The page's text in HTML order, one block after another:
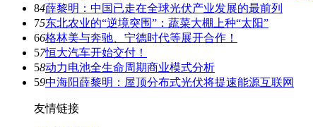
84薛黎明：中国已走在全球光伏产业发展的最前列
75东北农业的“逆境突围”：蔬菜大棚上种“太阳”
66格林美与奔驰、宁德时代等展开合作！
57恒大汽车开始交付！
58动力电池全生命周期商业模式分析
59中海阳薛黎明：屋顶分布式光伏将提速能源互联网
友情链接